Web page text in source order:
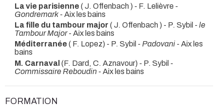
La vie parisienne ( J. Offenbach ) - F. Lelièvre -
Gondremark- Aix les bains
La fille du tambour major ( J. Offenbach ) - P. Sybil - le
Tambour Major- Aix les bains
Méditerranée ( F. Lopez) - P. Sybil - Padovani - Aix les
bains
M. Carnaval (F. Dard, C. Aznavour) - P. Sybil -
Commissaire Reboudin - Aix les bains
FORMATION